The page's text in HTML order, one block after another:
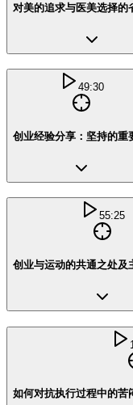
对美的追求与医美选择的
49:30
创业经验分享：坚持的重
55:25
创业与运动的共通之处及
如何对抗执行过程中的苦